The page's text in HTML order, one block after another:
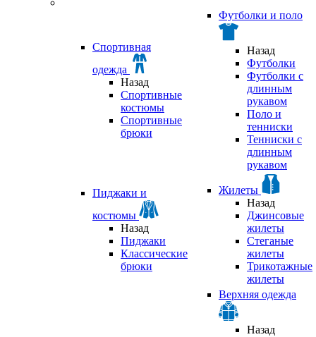
Спортивная
одежда
Назад
Спортивные
костюмы
Спортивные
брюки
Футболки и поло
Назад
Футболки
Футболки с
длинным
рукавом
Поло и
тенниски
Тенниски с
длинным
рукавом
Пиджаки и
костюмы
Назад
Пиджаки
Классические
брюки
Жилеты
Назад
Джинсовые
жилеты
Стеганые
жилеты
Трикотажные
жилеты
Верхняя одежда
Назад